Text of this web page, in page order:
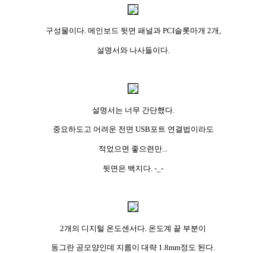
구성물이다. 메인보드 뒷면 패널과 PCI슬롯마개 2개,
설명서와 나사들이다.
설명서는 너무 간단했다.
중요하도고 어려운 전면 USB포트 연결법이라도
적었으면 좋으련만...
뒷면은 백지다. -_-
2개의 디지털 온도센서다. 온도계 끝 부분이
동그란 공모양인데 지름이 대략 1.8mm정도 된다.